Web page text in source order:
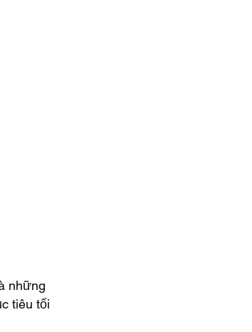
những
tiêu tối